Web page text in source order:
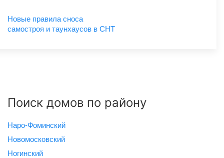
Новые правила сноса
самостроя и таунхаусов в СНТ
Поиск домов по району
Наро-Фоминский
Новомосковский
Ногинский